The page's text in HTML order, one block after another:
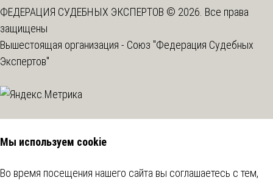
ФЕДЕРАЦИЯ СУДЕБНЫХ ЭКСПЕРТОВ © 2026. Все права
защищены
Вышестоящая организация - Союз "Федерация Судебных
Экспертов"
Мы используем cookie
Во время посещения нашего сайта вы соглашаетесь с тем,